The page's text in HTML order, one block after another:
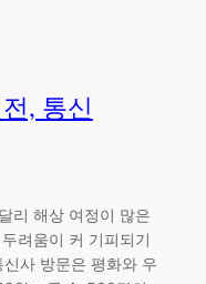
, 통신
리 해상 여정이 많은
려움이 커 기피되기
사 방문은 평화와 우